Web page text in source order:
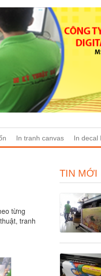
In tranh canvas In decal
từng
tranh
TIN MỚI